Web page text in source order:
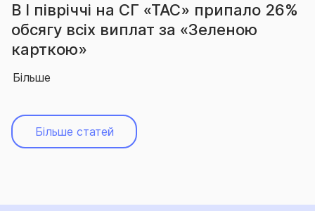
на СГ «ТАС» припало 26%
виплат за «Зеленою
За
вчергове
Більше статей